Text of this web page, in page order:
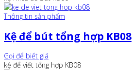
Thông tin sản phẩm
Kệ để bút tổng hợp KB08
Gọi để biết giá
kệ để viết tổng hợp KB08